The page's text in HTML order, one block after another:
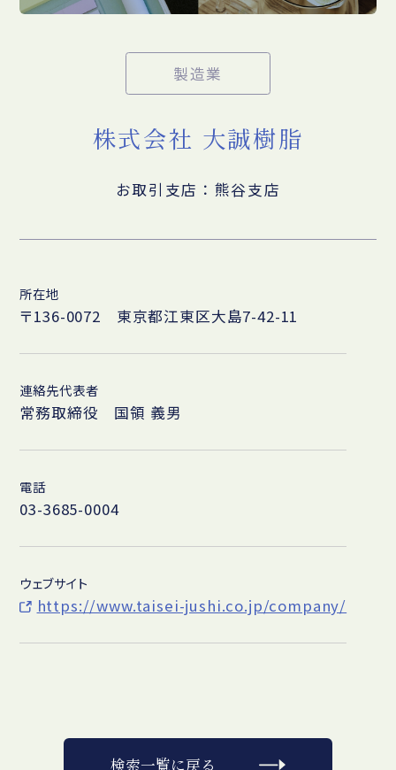
製造業
株式会社 大誠樹脂
お取引支店：熊谷支店
所在地
〒136-0072 東京都江東区大島7-42-11
連絡先代表者
常務取締役 国領 義男
電話
03-3685-0004
ウェブサイト
https://www.taisei-jushi.co.jp/company/
検索一覧に戻る